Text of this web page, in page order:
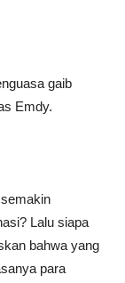
gaib
Emdy.
Lalu siapa
bahwa yang
para